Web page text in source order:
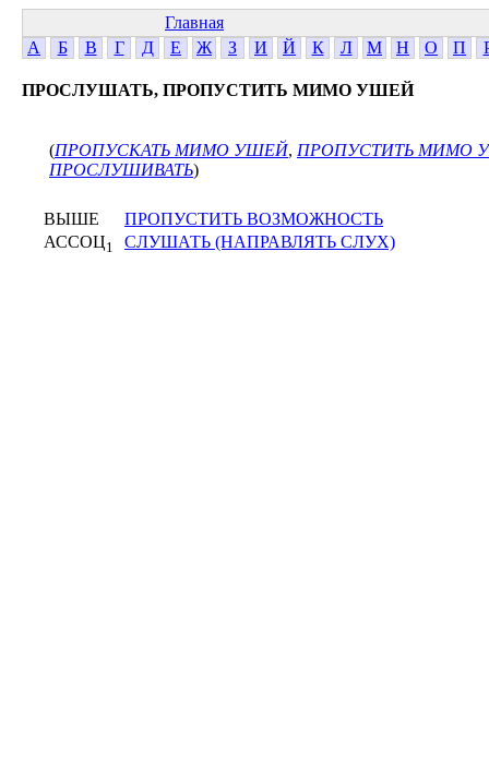
Главная
А
Б В Г Д Е Ж З И Й К Л М Н О П
ПРОСЛУШАТЬ, ПРОПУСТИТЬ МИМО УШЕЙ
(ПРОПУСКАТЬ МИМО УШЕЙ, ПРОПУСТИТЬ МИМО
ПРОСЛУШИВАТЬ)
ВЫШЕ
ПРОПУСТИТЬ ВОЗМОЖНОСТЬ
АССОЦ1 СЛУШАТЬ (НАПРАВЛЯТЬ СЛУХ)